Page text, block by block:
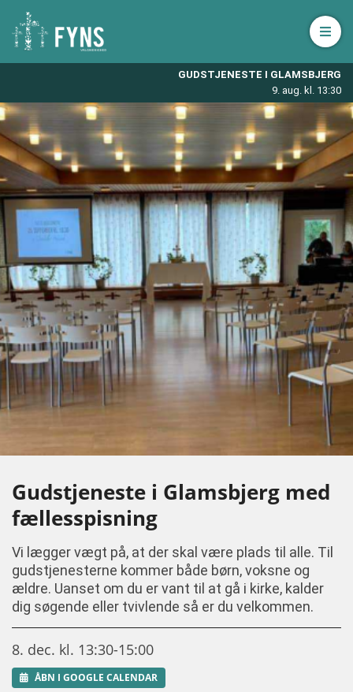
GUDSTJENESTE I GLAMSBJERG
9. aug. kl. 13:30
Åbn
Gudstjeneste i Glamsbjerg med
fællesspisning
Vi lægger vægt på, at der skal være plads til alle. Til
gudstjenesterne kommer både børn, voksne og
ældre. Uanset om du er vant til at gå i kirke, kalder
dig søgende eller tvivlende så er du velkommen.
8. dec. kl. 13:30-15:00
ÅBN I GOOGLE CALENDAR